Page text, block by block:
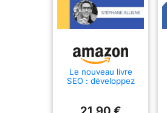
Le nouveau livre
SEO : développez